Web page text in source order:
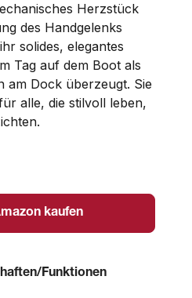
Herzstück
des Handgelenks
solides, elegantes
Tag auf dem Boot als
am Dock überzeugt. Sie
alle, die stilvoll leben,
kaufen
Funktionen